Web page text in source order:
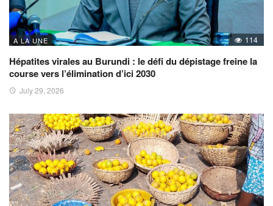
A LA UNE 114
Hépatites virales au Burundi : le défi du dépistage freine la
course vers l’élimination d’ici 2030
July 29, 2026